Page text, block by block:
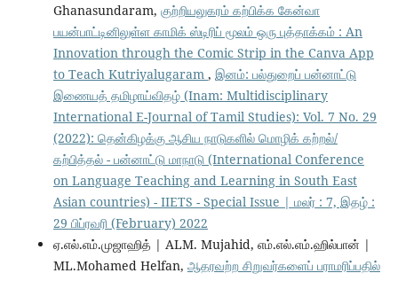
Ghanasundaram, குற்றியலுகரம் கற்பிக்க கேன்வா
பயன்பாட்டினிலுள்ள காமிக் ஸ்டிரிப் மூலம் ஒரு புத்தாக்கம் : An
Innovation through the Comic Strip in the Canva App
to Teach Kutriyalugaram , இனம்: பல்துறைப் பன்னாட்டு
இணையத் தமிழாய்விதழ் (Inam: Multidisciplinary
International E-Journal of Tamil Studies): Vol. 7 No. 29
(2022): தென்கிழக்கு ஆசிய நாடுகளில் மொழிக் கற்றல்/
கற்பித்தல் - பன்னாட்டு மாநாடு (International Conference
on Language Teaching and Learning in South East
Asian countries) - IIETS - Special Issue | மலர் : 7, இதழ் :
29 பிப்ரவரி (February) 2022
ஏ.எல்.எம்.முஜாஹித் | ALM. Mujahid, எம்.எல்.எம்.ஹில்பான் |
ML.Mohamed Helfan, ஆதரவற்ற சிறுவர்களைப் பராமரிப்பதில்